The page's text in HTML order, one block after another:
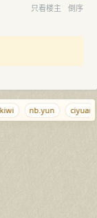
只看楼主 倒序
nb.yun